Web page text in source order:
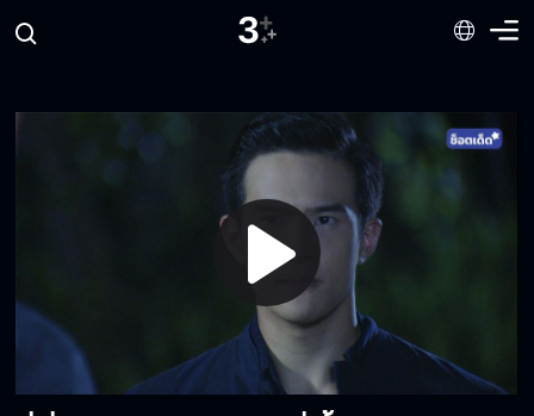
Play
Video